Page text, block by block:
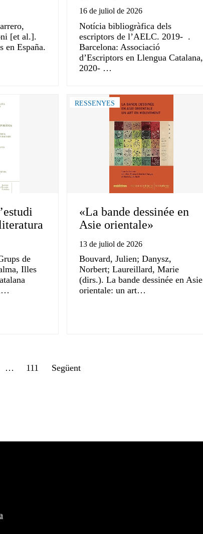
[et al.].
en España.
16 de juliol de 2026
Notícia bibliogràfica dels
escriptors de l’AELC. 2019- .
Barcelona: Associació
d’Escriptors en Llengua Catalana,
2020- …
de
Illes
RESSENYES
«La bande dessinée en
Asie orientale»
13 de juliol de 2026
Bouvard, Julien; Danysz,
Norbert; Laureillard, Marie
(dirs.). La bande dessinée en Asie
orientale: un art…
… 111 Següent